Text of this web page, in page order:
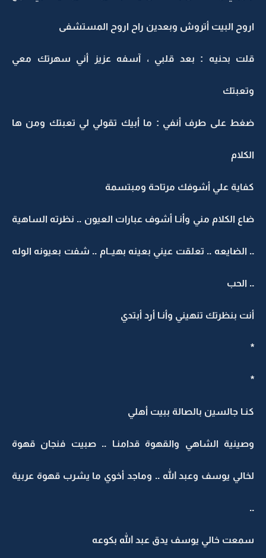
اروح البيت أتروش وبعدين راح اروح المستشفى
قلت بحنيه : بعد قلبي ، آسفه عزيز أني سهرتك معي
وتعبتك
ضغط على طرف أنفي : ما أبيك تقولي لي تعبتك ومن ها
الكلام
كفاية علي أشوفك مرتاحة ومبتسمة
ضاع الكلام مني وأنـا أشوف عبارات العيون .. نظرته الساهية
.. الضايعه .. تعلقت عيني بعينه بهيــام .. شفت بعيونه الوله
.. الحب
أنت بنظرتك تنهيني وأنـا أرد أبتدي
*
*
كنـا جالسين بالصالة ببيت أهلي
وصينية الشاهي والقهوة قدامنـا .. صبيت فنجان قهوة
لخالي يوسف وعبد الله .. وماجد أخوي ما يشرب قهوة عربية
..
سمعت خالي يوسف يدق عبد الله بكوعه